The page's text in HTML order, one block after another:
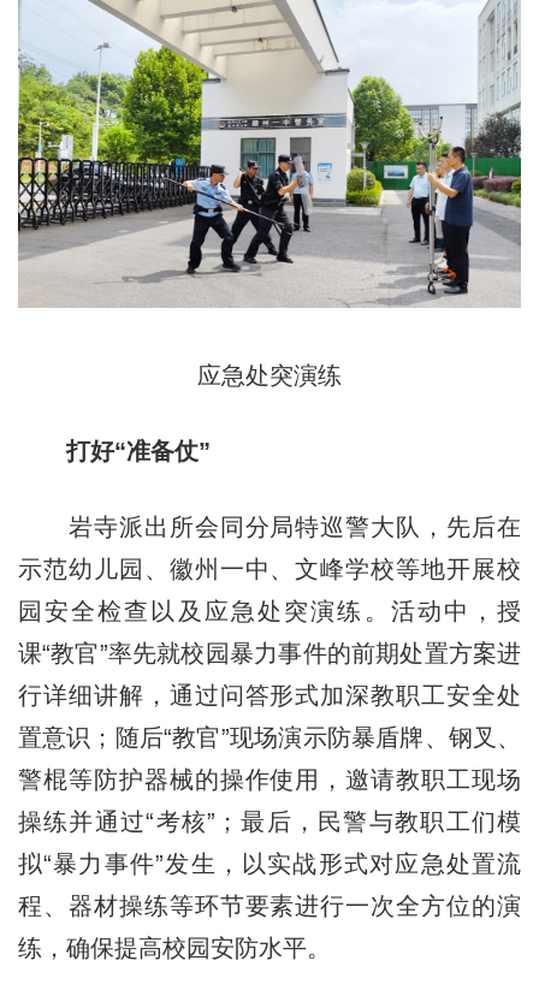
应急处突演练
打好“准备仗”
岩寺派出所会同分局特巡警大队，先后在
示范幼儿园、徽州一中、文峰学校等地开展校
园安全检查以及应急处突演练。活动中，授
课“教官”率先就校园暴力事件的前期处置方案进
行详细讲解，通过问答形式加深教职工安全处
置意识；随后“教官”现场演示防暴盾牌、钢叉、
警棍等防护器械的操作使用，邀请教职工现场
操练并通过“考核”；最后，民警与教职工们模
拟“暴力事件”发生，以实战形式对应急处置流
程、器材操练等环节要素进行一次全方位的演
练，确保提高校园安防水平。